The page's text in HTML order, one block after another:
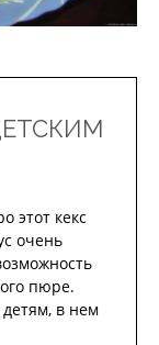
этот кекс
очень
пюре.
в нем